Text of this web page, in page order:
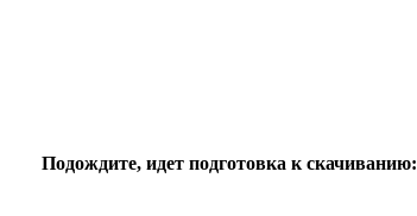
Подождите, идет подготовка к скачиванию: